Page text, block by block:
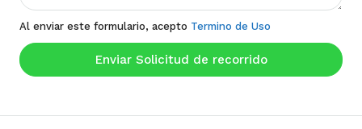
Al enviar este formulario, acepto Termino de Uso
Enviar Solicitud de recorrido